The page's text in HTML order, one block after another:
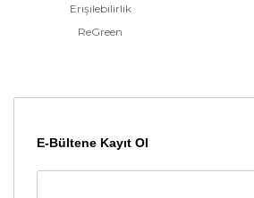
Erişilebilirlik
ReGreen
E-Bültene Kayıt Ol